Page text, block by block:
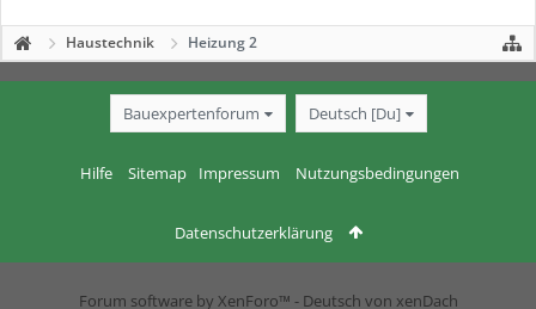
Haustechnik Heizung 2
Bauexpertenforum Deutsch [Du]
Hilfe Sitemap Impressum Nutzungsbedingungen
Datenschutzerklärung
Forum software by XenForo™ - Deutsch von xenDach